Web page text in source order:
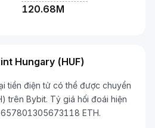
120.68M
Hungary (HUF)
tiền điện tử có thể được chuyển
trên Bybit. Tỷ giá hối đoái hiện
ETH.